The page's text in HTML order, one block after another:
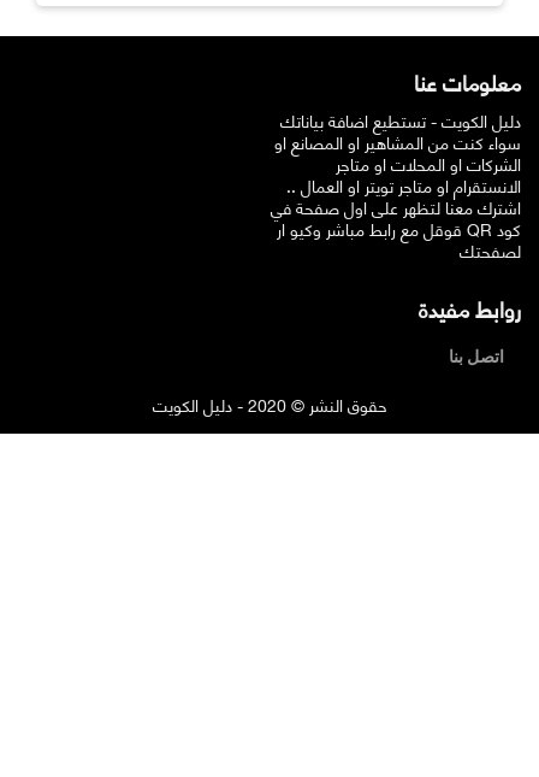
معلومات عنا
دليل الكويت - تستطيع اضافة بياناتك
سواء كنت من المشاهير او المصانع او
الشركات او المحلات او متاجر
الانستقرام او متاجر تويتر او العمال ..
اشترك معنا لتظهر على اول صفحة في
قوقل مع رابط مباشر وكيو ار QR كود
لصفحتك
روابط مفيدة
حقوق النشر © 2020 - دليل الكويت